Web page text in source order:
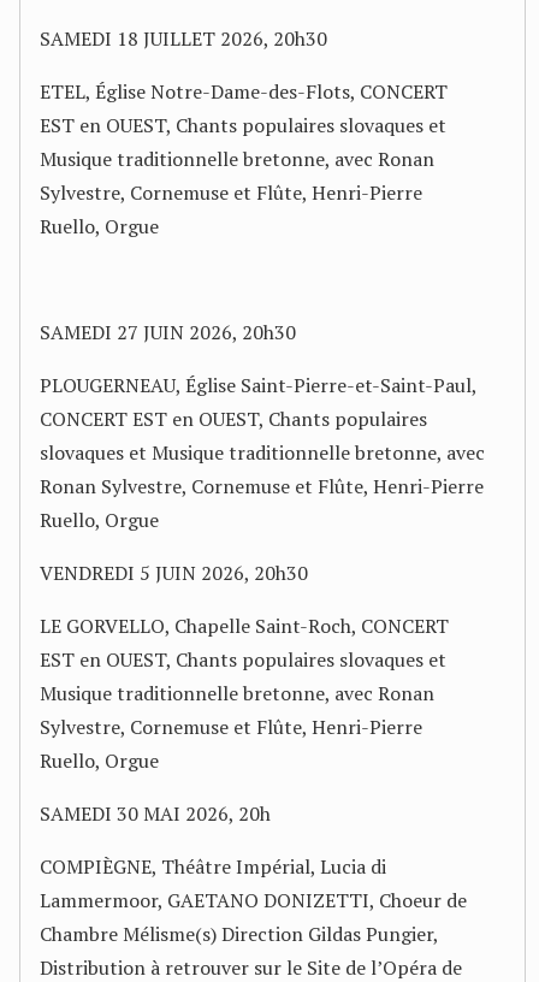
SAMEDI 18 JUILLET 2026, 20h30
ETEL, Église Notre-Dame-des-Flots, CONCERT
EST en OUEST, Chants populaires slovaques et
Musique traditionnelle bretonne, avec Ronan
Sylvestre, Cornemuse et Flûte, Henri-Pierre
Ruello, Orgue
SAMEDI 27 JUIN 2026, 20h30
PLOUGERNEAU, Église Saint-Pierre-et-Saint-Paul,
CONCERT EST en OUEST, Chants populaires
slovaques et Musique traditionnelle bretonne, avec
Ronan Sylvestre, Cornemuse et Flûte, Henri-Pierre
Ruello, Orgue
VENDREDI 5 JUIN 2026, 20h30
LE GORVELLO, Chapelle Saint-Roch, CONCERT
EST en OUEST, Chants populaires slovaques et
Musique traditionnelle bretonne, avec Ronan
Sylvestre, Cornemuse et Flûte, Henri-Pierre
Ruello, Orgue
SAMEDI 30 MAI 2026, 20h
COMPIÈGNE, Théâtre Impérial, Lucia di
Lammermoor, GAETANO DONIZETTI, Choeur de
Chambre Mélisme(s) Direction Gildas Pungier,
Distribution à retrouver sur le Site de l’Opéra de